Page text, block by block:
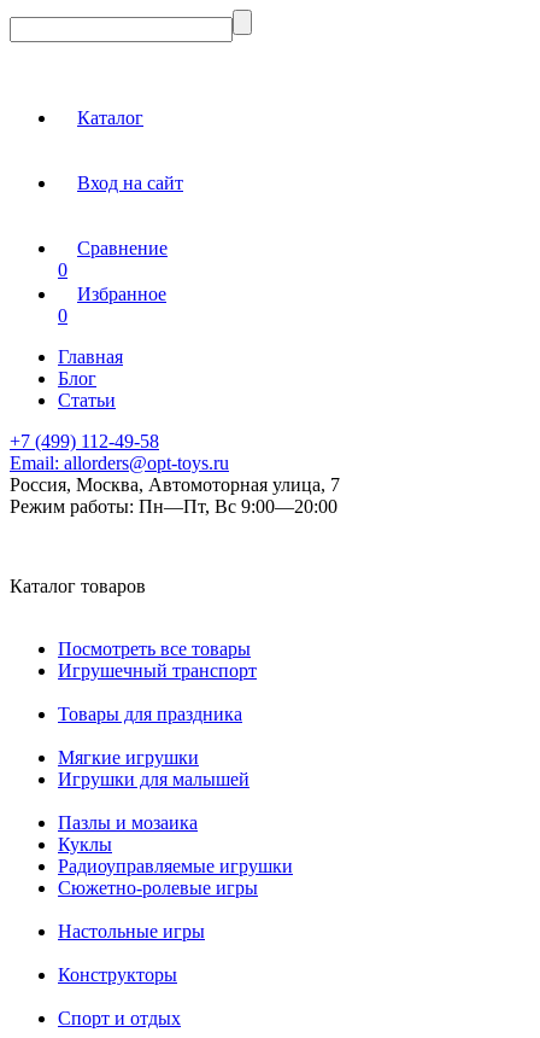
Каталог
Вход на сайт
Сравнение
0
Избранное
0
Главная
Блог
Статьи
+7 (499) 112-49-58
Email: allorders@opt-toys.ru
Россия, Москва, Автомоторная улица, 7
Режим работы: Пн—Пт, Вс 9:00—20:00
Каталог товаров
Посмотреть все товары
Игрушечный транспорт
Товары для праздника
Мягкие игрушки
Игрушки для малышей
Пазлы и мозаика
Куклы
Радиоуправляемые игрушки
Сюжетно-ролевые игры
Настольные игры
Конструкторы
Спорт и отдых